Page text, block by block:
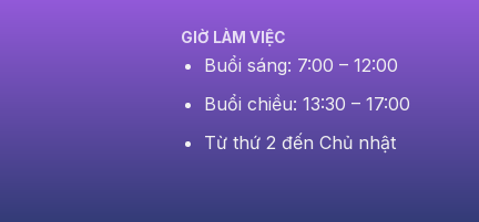
GIỜ LÀM VIỆC
Buổi sáng: 7:00 – 12:00
Buổi chiều: 13:30 – 17:00
Từ thứ 2 đến Chủ nhật